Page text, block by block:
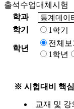
출석수업대체시험
학과
학기
1학기
학년
전체보
1학년
※ 시험대비 핵
교재 및